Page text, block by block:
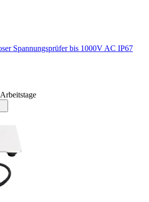
Spannungsprüfer bis 1000V AC IP67